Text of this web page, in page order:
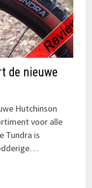
de nieuwe
Hutchinson
voor alle
Tundra is